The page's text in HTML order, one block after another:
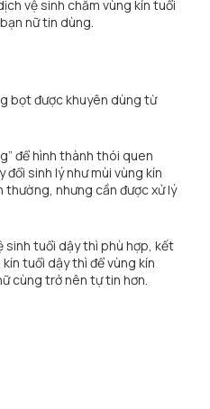
vệ sinh chăm vùng kín tuổi
nữ tin dùng.
bọt được khuyên dùng từ
để hình thành thói quen
sinh lý như mùi vùng kín
nhưng cần được xử lý
sinh tuổi dậy thì phù hợp, kết
tuổi dậy thì để vùng kín
cùng trở nên tự tin hơn.